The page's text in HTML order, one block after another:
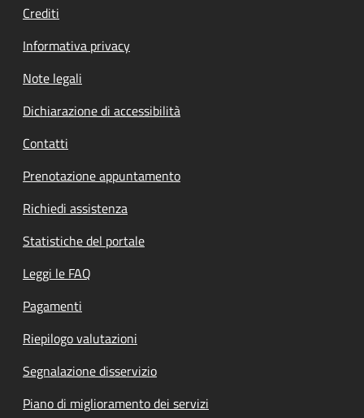
Crediti
Informativa privacy
Note legali
Dichiarazione di accessibilità
Contatti
Prenotazione appuntamento
Richiedi assistenza
Statistiche del portale
Leggi le FAQ
Pagamenti
Riepilogo valutazioni
Segnalazione disservizio
Piano di miglioramento dei servizi